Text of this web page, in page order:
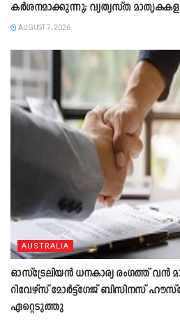
കർശനമാക്കുന്നു; വ്യത്യസ്ത
AUGUST 7, 2026
AUSTRALIA
ഓസ്ട്രേലിയൻ ധനകാര്യ രംഗത്ത് വൻ
റിവേഴ്സ് മോർട്ട്ഗേജ് ബിസിനസ്
ഏറ്റെടുത്തു